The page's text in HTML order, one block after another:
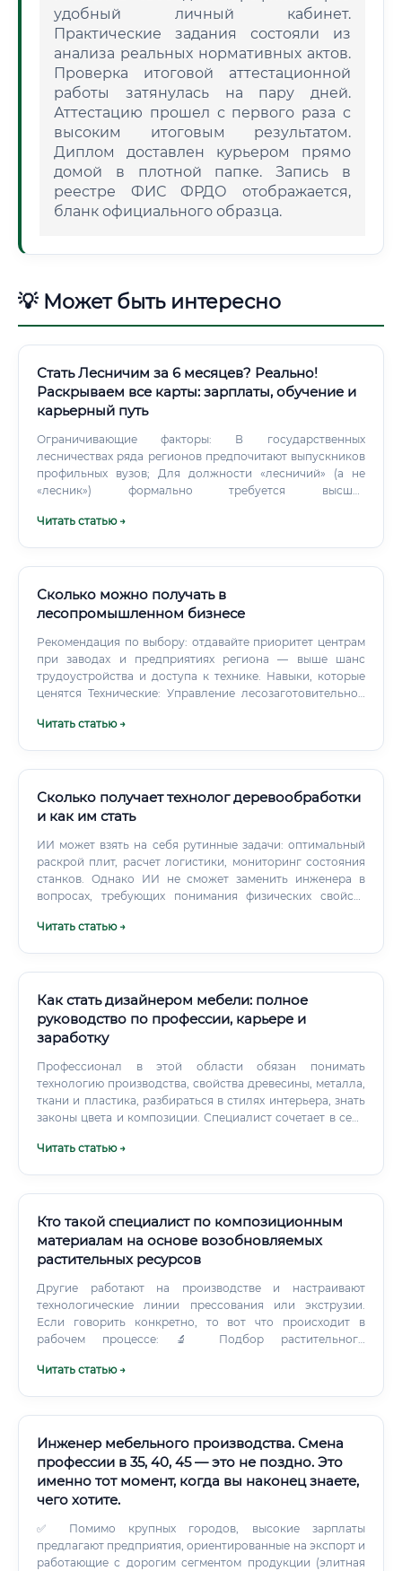
удобный личный кабинет.
Практические задания состояли из
анализа реальных нормативных актов.
Проверка итоговой аттестационной
работы затянулась на пару дней.
Аттестацию прошел с первого раза с
высоким итоговым результатом.
Диплом доставлен курьером прямо
домой в плотной папке. Запись в
реестре ФИС ФРДО отображается,
бланк официального образца.
💡 Может быть интересно
Стать Лесничим за 6 месяцев? Реально!
Раскрываем все карты: зарплаты, обучение и
карьерный путь
Ограничивающие факторы: В государственных
лесничествах ряда регионов предпочитают выпускников
профильных вузов; Для должности «лесничий» (а не
«лесник») формально требуется высшее
и Санкт-Петербурге выше. Практическая рекомендация:
лесничего С учётом всей совокупности факторов — да, и
вот почему: Хроническая нехватка кадров в отрасли: по
специалистов лесного хозяйства; Государственные
гарантии: работа в государственном лесничестве
обеспечивает стабильный оклад, пенсионные
отчисления и социальный пакет; Рост отрасли: принятые
«Лесной комплекс» предполагают существенное
дистанционный формат; Личная реализация: для людей,
ценящих природу, это профессия с глубоким смыслом.
Читать статью →
Сколько можно получать в
лесопромышленном бизнесе
Рекомендация по выбору: отдавайте приоритет центрам
при заводах и предприятиях региона — выше шанс
трудоустройства и доступа к технике. Навыки, которые
ценятся Технические: Управление лесозаготовительной
Технология распила, сушка, сортировка, стандарты
Читать статью →
Сколько получает технолог деревообработки
и как им стать
ИИ может взять на себя рутинные задачи: оптимальный
раскрой плит, расчет логистики, мониторинг состояния
станков. Однако ИИ не сможет заменить инженера в
вопросах, требующих понимания физических свойств
напряжением), в принятии нестандартных решений при
Читать статью →
Как стать дизайнером мебели: полное
руководство по профессии, карьере и
заработку
Профессионал в этой области обязан понимать
технологию производства, свойства древесины, металла,
ткани и пластика, разбираться в стилях интерьера, знать
законы цвета и композиции. Специалист сочетает в себе
Важно понимать: дизайнер мебели — это не просто
Читать статью →
Кто такой специалист по композиционным
материалам на основе возобновляемых
растительных ресурсов
Другие работают на производстве и настраивают
технологические линии прессования или экструзии.
Если говорить конкретно, то вот что происходит в
рабочем процессе: 🔬 Подбор растительного
целлюлозные нанокристаллы, лигнин, крахмал, хитозан
волокна — обработка щёлочью, силанами, ферментами
для улучшения адгезии 📐 Проектирование структуры
материала — укладка слоёв, ориентация волокон,
Испытания и сертификация — механические тесты,
биоразлагаемость, горючесть, водопоглощение Помимо
лабораторной части, специалист часто взаимодействует
Читать статью →
Инженер мебельного производства. Смена
профессии в 35, 40, 45 — это не поздно. Это
именно тот момент, когда вы наконец знаете,
чего хотите.
✅ Помимо крупных городов, высокие зарплаты
предлагают предприятия, ориентированные на экспорт и
работающие с дорогим сегментом продукции (элитная